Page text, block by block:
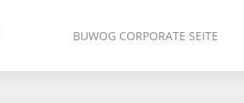
BUWOG CORPORATE SEITE